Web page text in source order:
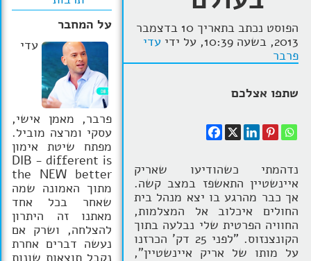
בלוג קואצ'ינג
על המחבר
עדי
פרבר, מאמן אישי,
עסקי ומרצה מוביל.
מפתח שיטת אימון
DIB - different is
the NEW better
מתוך האמונה שמה
שאחר בכל אחד
מאתנו זה היתרון
להצלחה, ושרק אם
נעשה דברים אחרת
נקבל תוצאות שונות
הפוסט נכתב בתאריך 10 בדצמבר
2013, בשעה 10:39, על ידי
עדי
פרבר
שתפו אצלכם
נדהמתי כשהודיעו שאריק
איינשטיין התאשפז במצב קשה.
אך כבר מהרגע בו יצא מנהל בית
החולים איכלוב אל המצלמות,
החוויה הפרטית שלי נבלעה בתוך
הקונצנזוס. "לפני 25 דק' הכרזנו
על מותו של אריק איינשטיין",